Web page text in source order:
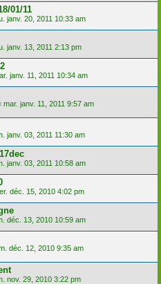
01/11
janv. 20, 2011 10:33 am
janv. 13, 2011 2:13 pm
janv. 11, 2011 10:34 am
mar. janv. 11, 2011 9:57 am
janv. 03, 2011 11:30 am
janv. 03, 2011 10:58 am
déc. 15, 2010 4:02 pm
déc. 13, 2010 10:59 am
déc. 12, 2010 9:35 am
nov. 29, 2010 3:22 pm